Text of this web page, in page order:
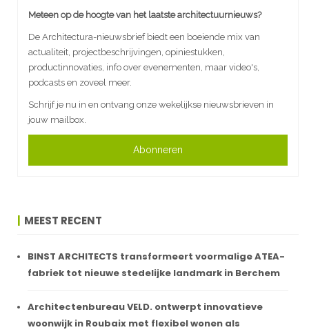
Meteen op de hoogte van het laatste architectuurnieuws?
De Architectura-nieuwsbrief biedt een boeiende mix van
actualiteit, projectbeschrijvingen, opiniestukken,
productinnovaties, info over evenementen, maar video's,
podcasts en zoveel meer.
Schrijf je nu in en ontvang onze wekelijkse nieuwsbrieven in
jouw mailbox.
Abonneren
MEEST RECENT
BINST ARCHITECTS transformeert voormalige ATEA-
fabriek tot nieuwe stedelijke landmark in Berchem
Architectenbureau VELD. ontwerpt innovatieve
woonwijk in Roubaix met flexibel wonen als